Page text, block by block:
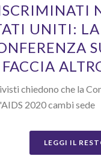
UNITI: LA
chiedono che la
2020 cambi sede
LEGGI IL